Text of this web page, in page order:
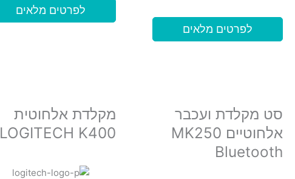
לפרטים מלאים
לפרטים מלאים
סט מקלדת ועכבר
אלחוטיים MK250
Bluetooth
מקלדת אלחוטית
LOGITECH K400